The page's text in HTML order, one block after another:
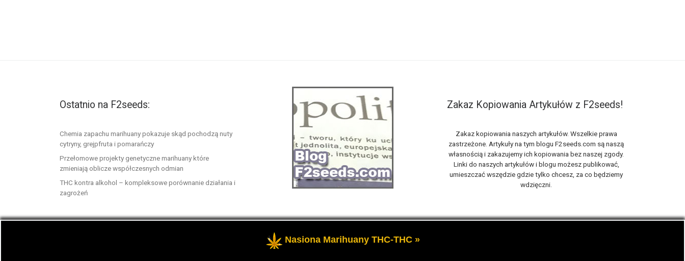
Ostatnio na F2seeds:
Chemia zapachu marihuany pokazuje skąd pochodzą nuty
cytryny, grejpfruta i pomarańczy
Przełomowe projekty genetyczne marihuany które
zmieniają oblicze współczesnych odmian
THC kontra alkohol – kompleksowe porównanie działania i
zagrożeń
Zakaz Kopiowania Artykułów z F2seeds!
Zakaz kopiowania naszych artykułów. Wszelkie prawa
zastrzeżone. Artykuły na tym blogu F2seeds.com są naszą
własnością i zakazujemy ich kopiowania bez naszej zgody.
Linki do naszych artykułów i blogu możesz publikować,
umieszczać wszędzie gdzie tylko chcesz, za co będziemy
wdzięczni.
- Opowiemy Ci na naszym blogu F2seeds o marihuanie i konopiach, zwanych roślinami cannabis THC oraz CBD.
Nasiona Marihuany THC-THC »